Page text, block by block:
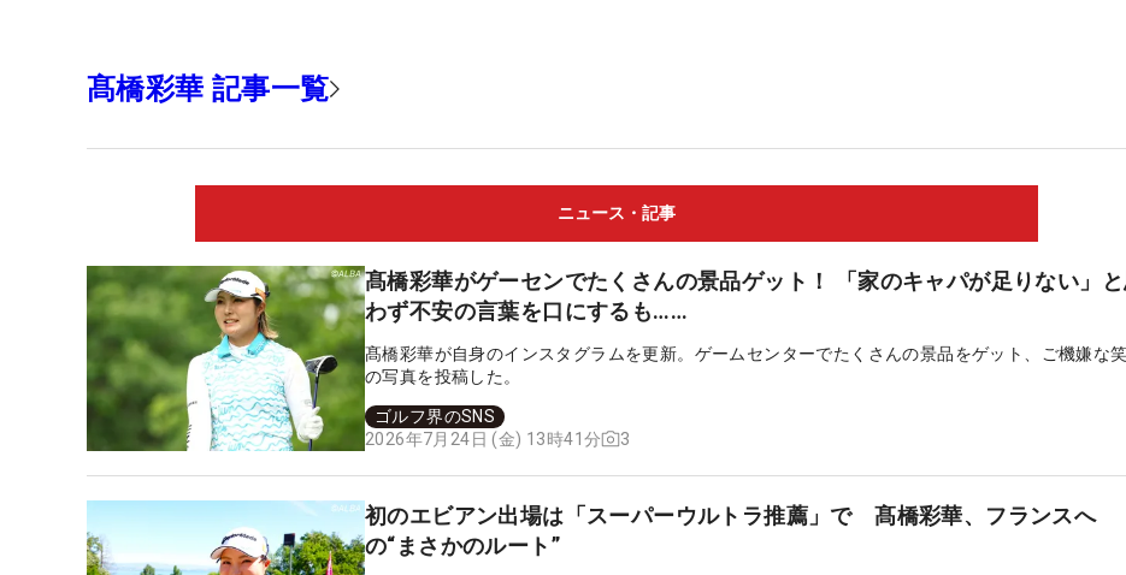
髙橋彩華 記事一覧
ニュース・記事
髙橋彩華がゲーセンでたくさんの景品ゲット！ 「家のキャパが足りない」
わず不安の言葉を口にするも……
髙橋彩華が自身のインスタグラムを更新。ゲームセンターでたくさんの景品をゲット、ご機嫌な
の写真を投稿した。
ゴルフ界のSNS
2026年7月24日 (金) 13時41分
3
初のエビアン出場は「スーパーウルトラ推薦」で 髙橋彩華、フランスへ
の“まさかのルート”